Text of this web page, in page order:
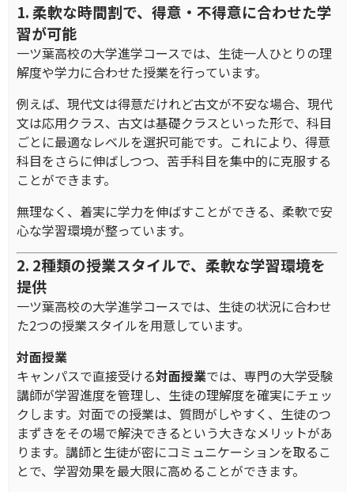
1. 柔軟な時間割で、得意・不得意に合わせた学
習が可能
一ツ葉高校の大学進学コースでは、生徒一人ひとりの理
解度や学力に合わせた授業を行っています。
例えば、現代文は得意だけれど古文が不安な場合、現代
文は応用クラス、古文は基礎クラスといった形で、科目
ごとに最適なレベルを選択可能です。これにより、得意
科目をさらに伸ばしつつ、苦手科目を集中的に克服する
ことができます。
無理なく、着実に学力を伸ばすことができる、柔軟で安
心な学習環境が整っています。
2. 2種類の授業スタイルで、柔軟な学習環境を
提供
一ツ葉高校の大学進学コースでは、生徒の状況に合わせ
た2つの授業スタイルを用意しています。
対面授業
キャンパスで直接受ける対面授業では、専門の大学受験
講師が学習進度を管理し、生徒の理解度を確実にチェッ
クします。対面での授業は、質問がしやすく、生徒のつ
まずきをその場で解決できるという大きなメリットがあ
ります。講師と生徒が密にコミュニケーションを取るこ
とで、学習効果を最大限に高めることができます。